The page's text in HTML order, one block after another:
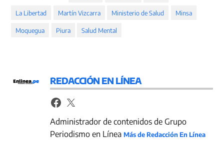
La Libertad Martín Vizcarra Ministerio de Salud Minsa
Moquegua Piura Salud Mental
REDACCIÓN EN LÍNEA
Administrador de contenidos de Grupo
Periodismo en LíneaMás de Redacción En Línea